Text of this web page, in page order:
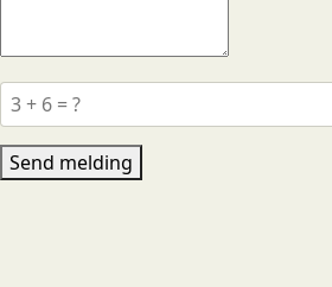
Send melding